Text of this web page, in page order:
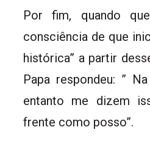
Por fim, quando
consciência de que
histórica” a partir
Papa respondeu: ”
entanto me dizem
frente como posso”.